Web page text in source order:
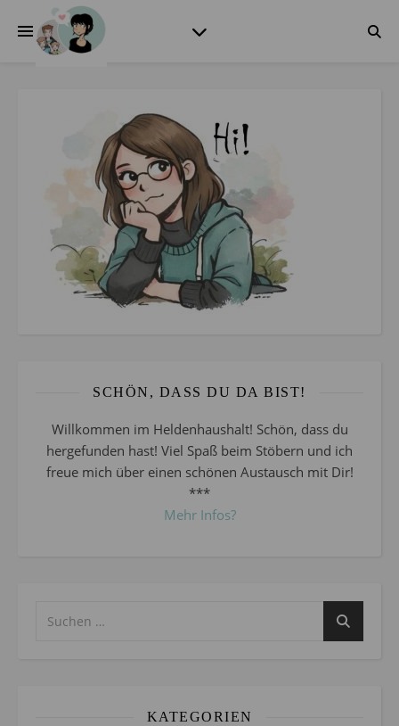
SCHÖN, DASS DU DA BIST!
Willkommen im Heldenhaushalt! Schön, dass du
hergefunden hast! Viel Spaß beim Stöbern und ich
freue mich über einen schönen Austausch mit Dir!
***
Mehr Infos?
KATEGORIEN